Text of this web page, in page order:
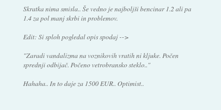
Skratka nima smisla.. Še vedno je najboljši bencinar 1.2 ali pa
1.4 za pol manj skrbi in problemov.
Edit: Si sploh pogledal opis spodaj -->
"Zaradi vandalizma na voznikovih vratih ni kljuke. Počen
sprednji odbijač. Počeno vetrobransko steklo.."
Hahaha.. In to daje za 1500 EUR.. Optimist..